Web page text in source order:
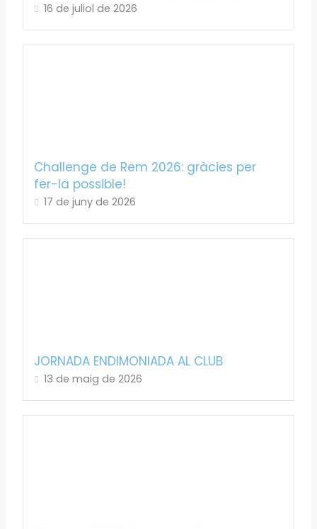
16 de juliol de 2026
Challenge de Rem 2026: gràcies per
fer-la possible!
17 de juny de 2026
JORNADA ENDIMONIADA AL CLUB
13 de maig de 2026